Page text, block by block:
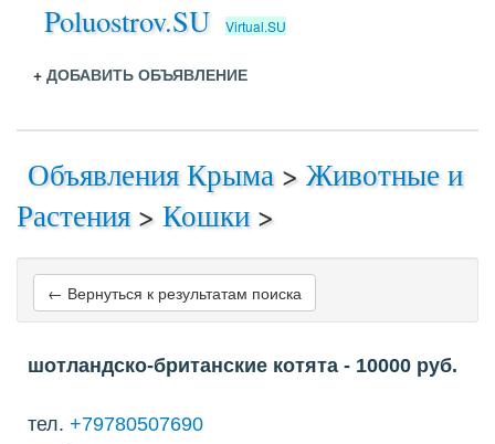
Poluostrov.SU Virtual.SU
+ ДОБАВИТЬ ОБЪЯВЛЕНИЕ
Объявления Крыма > Животные и
Растения > Кошки >
← Вернуться к результатам поиска
шотландско-британские котята - 10000 руб.
тел. +79780507690